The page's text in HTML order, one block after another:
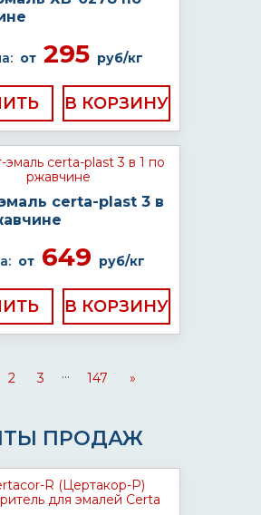
от295 руб/кг
certa-plast 3 в
от649 руб/кг
2 3 ... 147 »
ПРОДАЖ